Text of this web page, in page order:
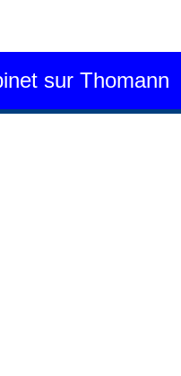
sur Thomann